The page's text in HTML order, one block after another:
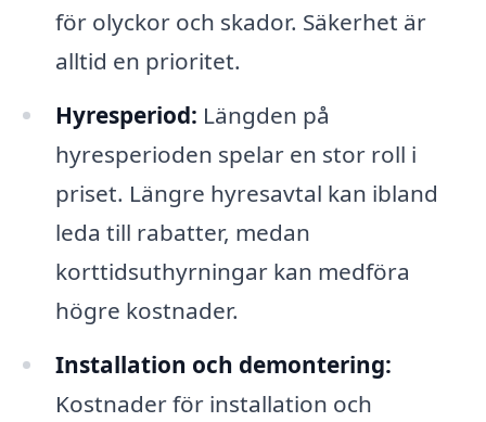
för olyckor och skador. Säkerhet är
alltid en prioritet.
Hyresperiod: Längden på
hyresperioden spelar en stor roll i
priset. Längre hyresavtal kan ibland
leda till rabatter, medan
korttidsuthyrningar kan medföra
högre kostnader.
Installation och demontering:
Kostnader för installation och